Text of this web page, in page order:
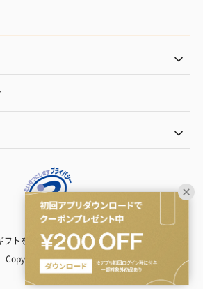
フトを贈るなら | TANP（タンプ）
Copyright© TANP Inc.